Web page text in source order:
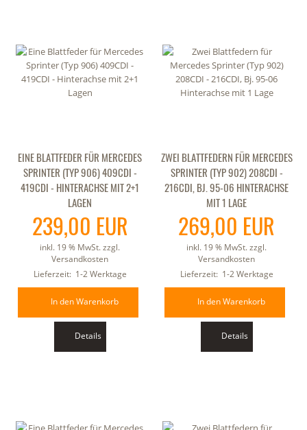
EINE BLATTFEDER FÜR MERCEDES
SPRINTER (TYP 906) 409CDI -
419CDI - HINTERACHSE MIT 2+1
LAGEN
239,00 EUR
inkl. 19 % MwSt. zzgl.
Versandkosten
Lieferzeit: 1-2 Werktage
In den Warenkorb
Details
ZWEI BLATTFEDERN FÜR MERCEDES
SPRINTER (TYP 902) 208CDI -
216CDI, BJ. 95-06 HINTERACHSE
MIT 1 LAGE
269,00 EUR
inkl. 19 % MwSt. zzgl.
Versandkosten
Lieferzeit: 1-2 Werktage
In den Warenkorb
Details